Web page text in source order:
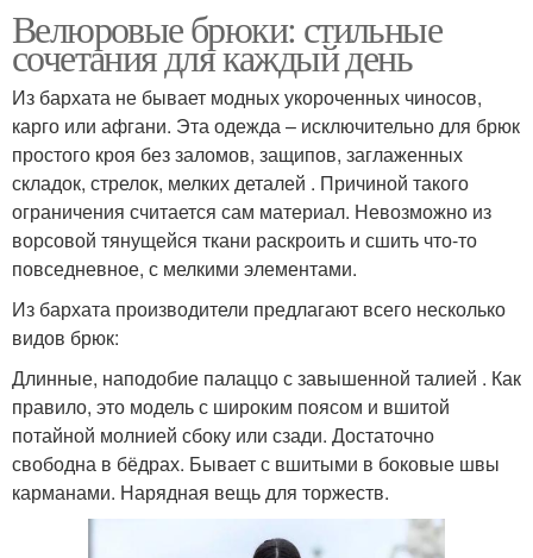
Велюровые брюки: стильные
сочетания для каждый день
Из бархата не бывает модных укороченных чиносов,
карго или афгани. Эта одежда – исключительно для брюк
простого кроя без заломов, защипов, заглаженных
складок, стрелок, мелких деталей . Причиной такого
ограничения считается сам материал. Невозможно из
ворсовой тянущейся ткани раскроить и сшить что-то
повседневное, с мелкими элементами.
Из бархата производители предлагают всего несколько
видов брюк:
Длинные, наподобие палаццо с завышенной талией . Как
правило, это модель с широким поясом и вшитой
потайной молнией сбоку или сзади. Достаточно
свободна в бёдрах. Бывает с вшитыми в боковые швы
карманами. Нарядная вещь для торжеств.